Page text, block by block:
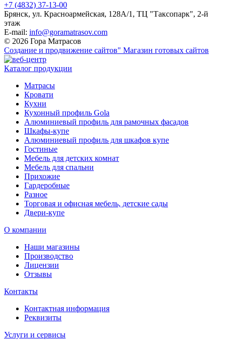
+7 (4832) 37-13-00
Брянск, ул. Красноармейская, 128А/1, ТЦ "Таксопарк", 2-й
этаж
E-mail: info@goramatrasov.com
© 2026 Гора Матрасов
Создание и продвижение сайтов" Магазин готовых сайтов
Каталог продукции
Матрасы
Кровати
Кухни
Кухонный профиль Gola
Алюминиевый профиль для рамочных фасадов
Шкафы-купе
Алюминиевый профиль для шкафов купе
Гостиные
Мебель для детских комнат
Мебель для спальни
Прихожие
Гардеробные
Разное
Торговая и офисная мебель, детские сады
Двери-купе
О компании
Наши магазины
Производство
Лицензии
Отзывы
Контакты
Контактная информация
Реквизиты
Услуги и сервисы